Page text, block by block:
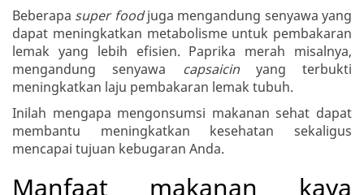
Beberapa super foodjuga mengandung senyawa yang
dapat meningkatkan metabolisme untuk pembakaran
lemak yang lebih efisien. Paprika merah misalnya,
mengandung senyawa capsaicin yang terbukti
meningkatkan laju pembakaran lemak tubuh.
Inilah mengapa mengonsumsi makanan sehat dapat
membantu meningkatkan kesehatan sekaligus
mencapai tujuan kebugaran Anda.
Manfaat makanan kaya